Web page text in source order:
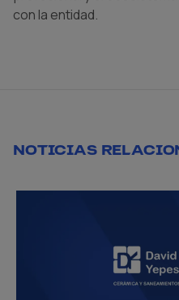
con la entidad.
NOTICIAS